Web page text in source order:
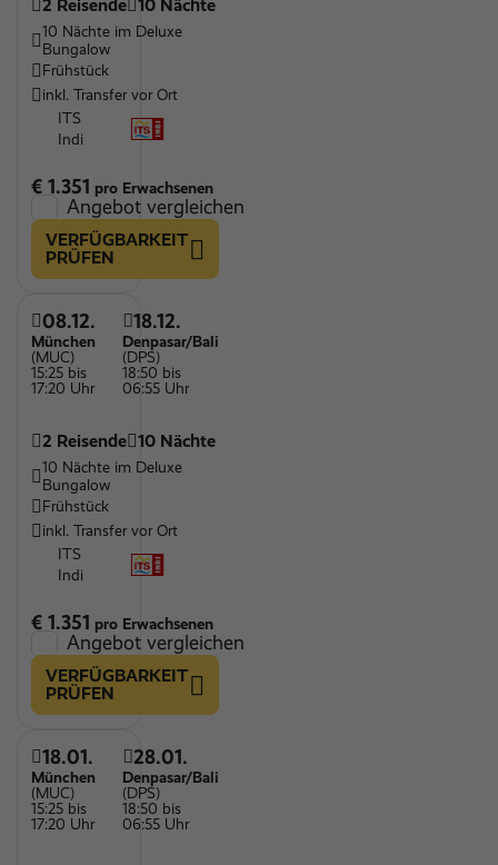
2 Reisende 10 Nächte
10 Nächte im Deluxe
Bungalow
Frühstück
inkl. Transfer vor Ort
ITS
Indi
€ 1.351 pro Erwachsenen
Angebot vergleichen
VERFÜGBARKEIT
PRÜFEN
08.12.
München
(MUC)
15:25 bis
17:20 Uhr
18.12.
Denpasar/Bali
(DPS)
18:50 bis
06:55 Uhr
2 Reisende 10 Nächte
10 Nächte im Deluxe
Bungalow
Frühstück
inkl. Transfer vor Ort
ITS
Indi
€ 1.351 pro Erwachsenen
Angebot vergleichen
VERFÜGBARKEIT
PRÜFEN
18.01.
München
(MUC)
15:25 bis
17:20 Uhr
28.01.
Denpasar/Bali
(DPS)
18:50 bis
06:55 Uhr